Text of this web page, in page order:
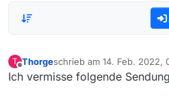
T Thorgeschrieb am 14. Feb. 2022,
zuletzt editiert von
Ich vermisse folgende